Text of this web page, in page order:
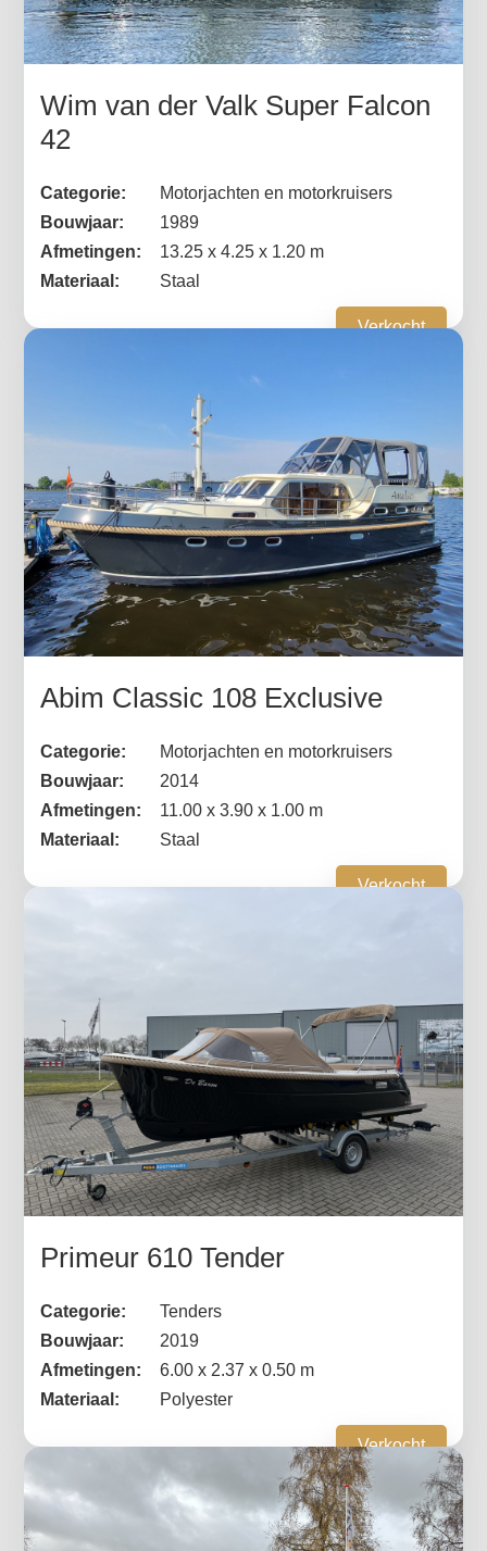
Wim van der Valk Super Falcon
42
Categorie:
Motorjachten en motorkruisers
Bouwjaar:
1989
Afmetingen:
13.25 x 4.25 x 1.20 m
Materiaal:
Staal
Verkocht
Abim Classic 108 Exclusive
Categorie:
Motorjachten en motorkruisers
Bouwjaar:
2014
Afmetingen:
11.00 x 3.90 x 1.00 m
Materiaal:
Staal
Verkocht
Primeur 610 Tender
Categorie:
Tenders
Bouwjaar:
2019
Afmetingen:
6.00 x 2.37 x 0.50 m
Materiaal:
Polyester
Verkocht